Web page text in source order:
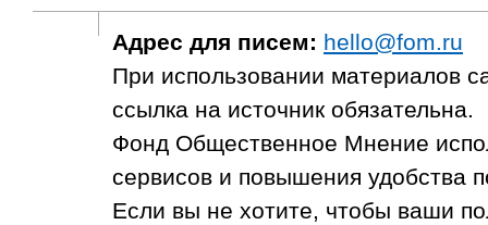
Адрес для писем: hello@fom.ru
При использовании материалов
ссылка на источник обязательна.
Фонд Общественное Мнение
сервисов и повышения удобства
Если вы не хотите, чтобы ваши